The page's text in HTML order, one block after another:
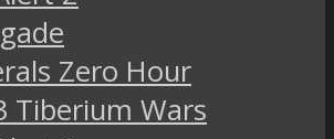
Zero Hour
Tiberium Wars